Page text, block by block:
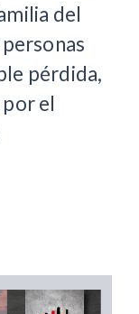
del
pérdida,
el